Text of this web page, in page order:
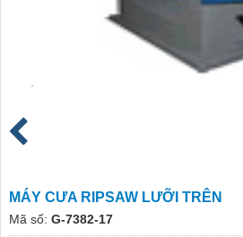
MÁY CƯA RIPSAW LƯỠI TRÊN
Mã số: G-7382-17